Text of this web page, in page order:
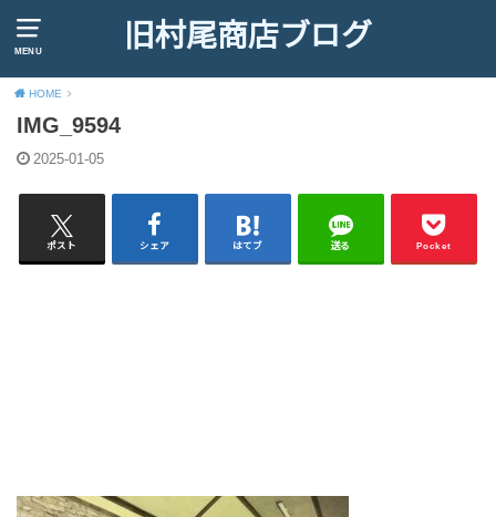
MENU 旧村尾商店ブログ
HOME
IMG_9594
2025-01-05
ポスト シェア はてブ 送る Pocket